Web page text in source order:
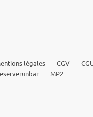
légales CGV
MP2